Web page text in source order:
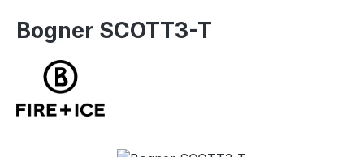
Bogner SCOTT3-T